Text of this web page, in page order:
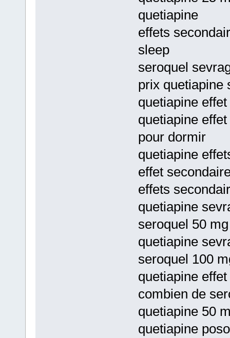
quetiapine
effets
sleep
seroquel
prix quetiapine
quetiapine
quetiapine
pour dormir
quetiapine
effet
effets
quetiapine
seroquel 50
quetiapine
seroquel 100
quetiapine
combien de
quetiapine 50
quetiapine